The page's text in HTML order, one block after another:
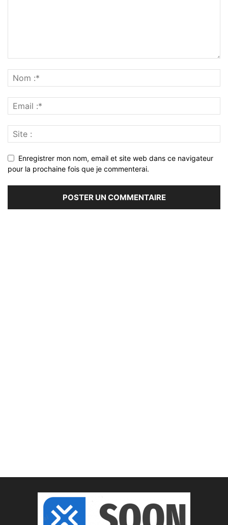
Enregistrer mon nom, email et site web dans ce navigateur
pour la prochaine fois que je commenterai.